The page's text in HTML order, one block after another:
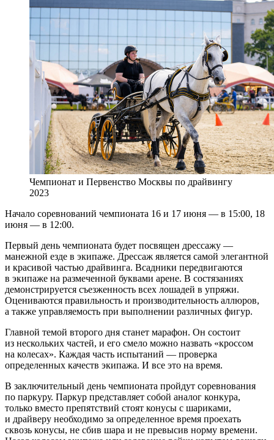
Чемпионат и Первенство Москвы по драйвингу
2023
Начало соревнований чемпионата 16 и 17 июня — в 15:00, 18
июня — в 12:00.
Первый день чемпионата будет посвящен дрессажу —
манежной езде в экипаже. Дрессаж является самой элегантной
и красивой частью драйвинга. Всадники передвигаются
в экипаже на размеченной буквами арене. В состязаниях
демонстрируется съезженность всех лошадей в упряжи.
Оцениваются правильность и производительность аллюров,
а также управляемость при выполнении различных фигур.
Главной темой второго дня станет марафон. Он состоит
из нескольких частей, и его смело можно назвать «кроссом
на колесах». Каждая часть испытаний — проверка
определенных качеств экипажа. И все это на время.
В заключительный день чемпионата пройдут соревнования
по паркуру. Паркур представляет собой аналог конкура,
только вместо препятствий стоят конусы с шариками,
и драйверу необходимо за определенное время проехать
сквозь конусы, не сбив шара и не превысив норму времени.